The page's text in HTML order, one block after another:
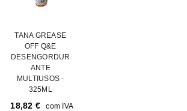
TANA GREASE
OFF Q&E
DESENGORDUR
ANTE
MULTIUSOS -
325ML
18,82 € com IVA